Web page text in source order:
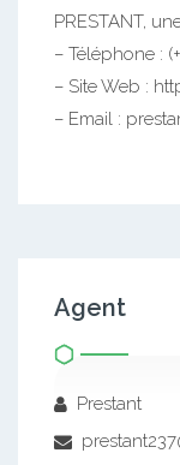
PRESTANT,
– Téléphone :
– Site Web :
– Email :
Agent
Prestant